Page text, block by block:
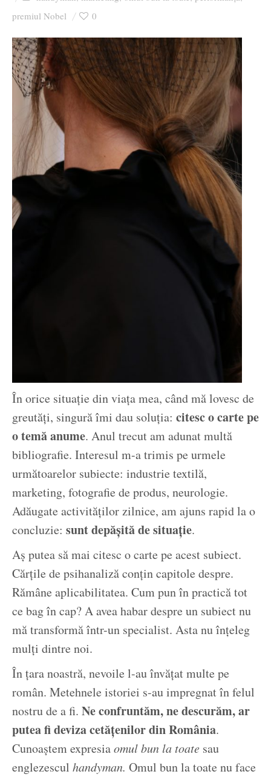
premiul Nobel 0
În orice situație din viața mea, când mă lovesc de
greutăți, singură îmi dau soluția: citesc o carte pe
o temă anume. Anul trecut am adunat multă
bibliografie. Interesul m-a trimis pe urmele
următoarelor subiecte: industrie textilă,
marketing, fotografie de produs, neurologie.
Adăugate activităților zilnice, am ajuns rapid la o
concluzie: sunt depășită de situație.
Aș putea să mai citesc o carte pe acest subiect.
Cărțile de psihanaliză conțin capitole despre.
Rămâne aplicabilitatea. Cum pun în practică tot
ce bag în cap? A avea habar despre un subiect nu
mă transformă într-un specialist. Asta nu înțeleg
mulți dintre noi.
În țara noastră, nevoile l-au învățat multe pe
român. Metehnele istoriei s-au impregnat în felul
nostru de a fi. Ne confruntăm, ne descurăm, ar
putea fi deviza cetățenilor din România.
Cunoaștem expresiaomul bun la toate sau
englezescul handyman. Omul bun la toate nu face